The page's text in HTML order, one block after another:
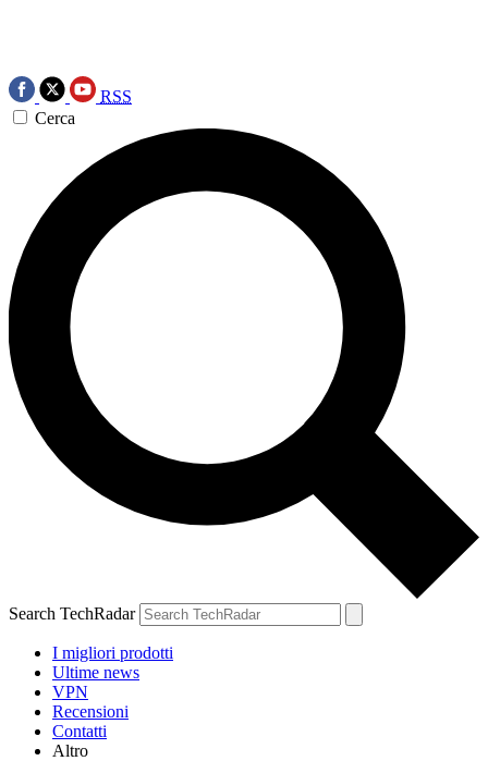
RSS
Cerca
Search TechRadar
I migliori prodotti
Ultime news
VPN
Recensioni
Contatti
Altro